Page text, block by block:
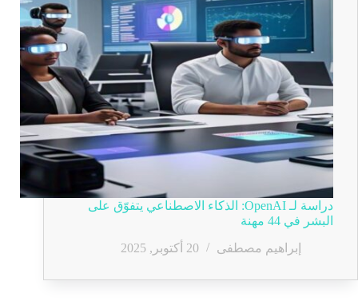
دراسة لـ OpenAI: الذكاء الاصطناعي يتفوّق على
البشر في 44 مهنة
إبراهيم مصطفى
20 أكتوبر, 2025